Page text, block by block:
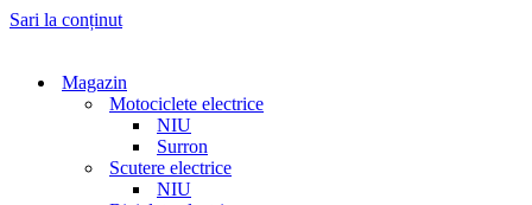
Sari la conținut
Magazin
Motociclete electrice
NIU
Surron
Scutere electrice
NIU